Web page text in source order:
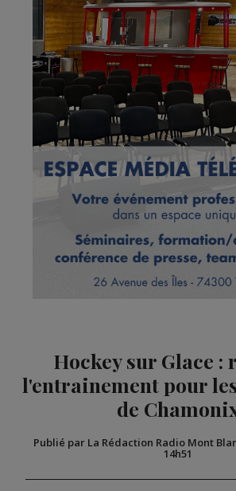
Hockey sur Glace :
l'entrainement pour
de
Publié par La Rédaction Radio Mont
14h51